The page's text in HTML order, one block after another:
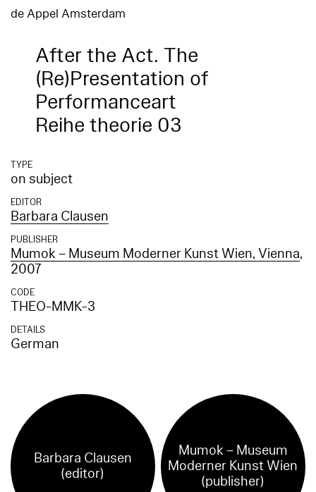
de Appel Amsterdam
After the Act. The
(Re)Presentation of
Performanceart
Reihe theorie 03
TYPE
on subject
EDITOR
Barbara Clausen
PUBLISHER
Mumok – Museum Moderner Kunst Wien, Vienna,
2007
CODE
THEO-MMK-3
DETAILS
German
Barbara Clausen
(editor)
Mumok – Museum
Moderner Kunst Wien
(publisher)